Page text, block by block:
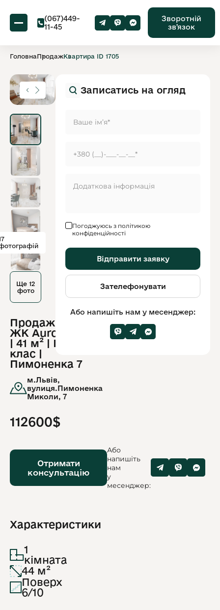
(067)449-
11-45
Зворотній
звʼязок
ГоловнаПродажКвартира ID 1705
Ще 12
фото
Продаж 1-к у
ЖК Auroom City
| 41 м² | Бізнес-
клас |
Пимоненка 7
м.Львів,
вулиця.Пимоненка
Миколи, 7
ID
обʼєкту:
1705
112600$
Отримати
консультацію
Або
напишіть
нам
у
месенджер:
Характеристики
1
кімната
44 м²
Поверх
6/10
Записатись на огляд
Погоджуюсь з політикою
конфіденційності
Відправити заявку
Зателефонувати
Або напишіть нам у месенджер: